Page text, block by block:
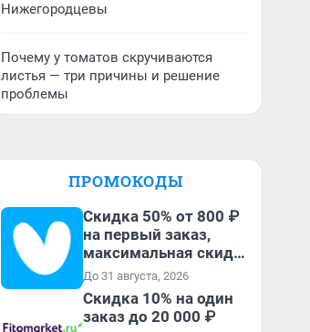
Нижегородцевы
Почему у томатов скручиваются
листья — три причины и решение
проблемы
ПРОМОКОДЫ
Скидка 50% от 800 ₽
на первый заказ,
максимальная скидка
600 ₽
До 31 августа, 2026
Скидка 10% на один
заказ до 20 000 ₽